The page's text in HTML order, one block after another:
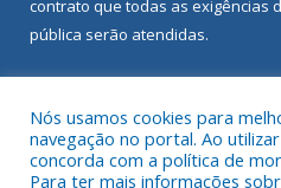
contrato que todas as exigências
pública serão atendidas.
Nós usamos cookies para
navegação no portal. Ao
concorda com a política de
Para ter mais informações